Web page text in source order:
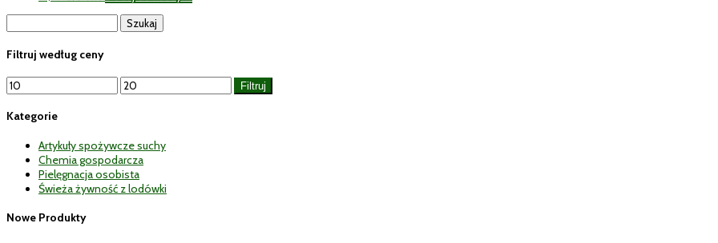
Filtruj według ceny
Cena
min
Cena
max
Filtruj
Kategorie
Artykuły spożywcze suchy
Chemia gospodarcza
Pielęgnacja osobista
Świeża żywność z lodówki
Nowe Produkty